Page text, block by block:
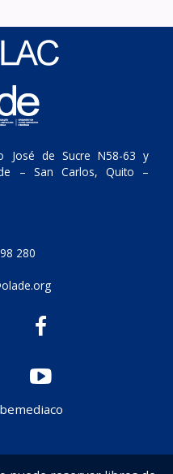
José de Sucre N58-63 y
– San Carlos, Quito –
280